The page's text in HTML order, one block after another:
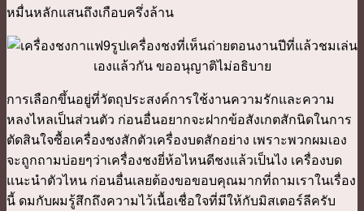
หมื่นหลักแสนถึงเกือบครึ่งล้าน
รูปเครื่องชงที่เห็นถ่ายตอนงานปีที่แล้วชมเล่น
เองแล้วกัน ขออนุญาติไม่อธิบาย
การเลือกขึ้นอยู่ที่วัตถุประสงค์การใช้งานความรักและความ
หลงไหลเป็นส่วนตัว ก่อนอื่นอยากจะฝากข้อสังเกตสักนิดในการ
ตัดสินใจซื้อเครื่องชงสักตัวเครื่องบดสักอย่าง เพราะพวกผมเอง
จะถูกถามบ่อยๆว่าเครื่องชงยี่ห้อไหนดีชงแล้วเป็นไง เครื่องบด
แนะนำตัวไหน ก่อนอื่นเลยต้องขอขอบคุณมากที่ถามเราในเรื่อง
นี้ ดมกับผมรู้สึกถึงความไว้เนื้อเชื่อใจที่มีให้กับมิสเตอร์ลีครับ